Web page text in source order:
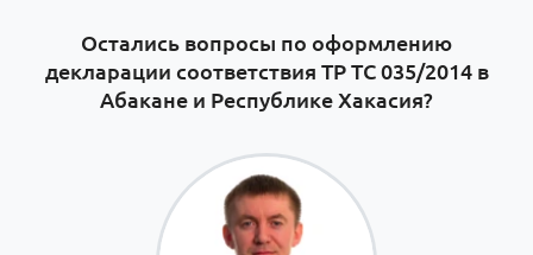
Остались вопросы по оформлению
декларации соответствия ТР ТС 035/2014 в
Абакане и Республике Хакасия?